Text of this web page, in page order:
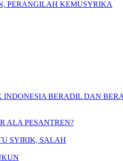
PERANGILAH KEMUSYRIKA
BERADIL DAN
ALA PESANTREN?
SYIRIK, SALAH